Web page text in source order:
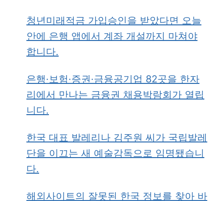
청년미래적금 가입승인을 받았다면 오늘
안에 은행 앱에서 계좌 개설까지 마쳐야
합니다.
은행·보험·증권·금융공기업 82곳을 한자
리에서 만나는 금융권 채용박람회가 열립
니다.
한국 대표 발레리나 김주원 씨가 국립발레
단을 이끄는 새 예술감독으로 임명됐습니
다.
해외사이트의 잘못된 한국 정보를 찾아 바